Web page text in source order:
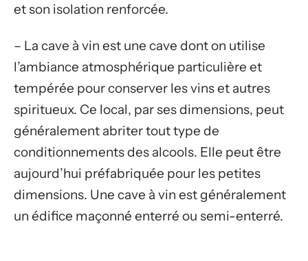
et son isolation renforcée.
– La cave à vin est une cave dont on utilise
l’ambiance atmosphérique particulière et
tempérée pour conserver les vins et autres
spiritueux. Ce local, par ses dimensions, peut
généralement abriter tout type de
conditionnements des alcools. Elle peut être
aujourd’hui préfabriquée pour les petites
dimensions. Une cave à vin est généralement
un édifice maçonné enterré ou semi-enterré.